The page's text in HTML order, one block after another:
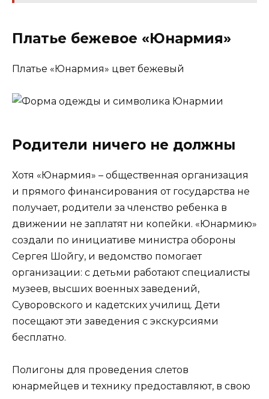
Платье бежевое «Юнармия»
Платье «Юнармия» цвет бежевый
Родители ничего не должны
Хотя «Юнармия» – общественная организация
и прямого финансирования от государства не
получает, родители за членство ребенка в
движении не заплатят ни копейки. «Юнармию»
создали по инициативе министра обороны
Сергея Шойгу, и ведомство помогает
организации: с детьми работают специалисты
музеев, высших военных заведений,
Суворовского и кадетских училищ. Дети
посещают эти заведения с экскурсиями
бесплатно.
Полигоны для проведения слетов
юнармейцев и технику предоставляют, в свою